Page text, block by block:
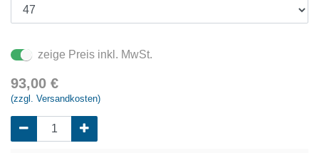
zeige Preis inkl. MwSt.
93,00 €
(zzgl. Versandkosten)